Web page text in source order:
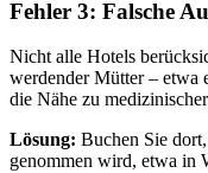
Fehler 3: Falsche
Nicht alle Hotels
werdender Mütter – etwa
die Nähe zu
Lösung: Buchen Sie
genommen wird, etwa in